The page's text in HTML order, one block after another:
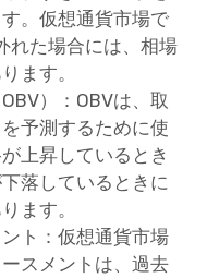
。仮想通貨市場で
れた場合には、相場
ます。
）：OBVは、取
予測するために使
上昇しているとき
落しているときに
ます。
ト：仮想通貨市場
スメントは、過去